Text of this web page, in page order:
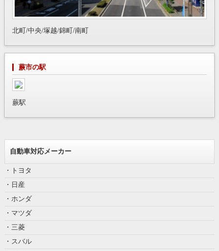
北町/中央/塚越/錦町/南町
蕨市の駅
蕨駅
自動車対応メーカー
・トヨタ
・日産
・ホンダ
・マツダ
・三菱
・スバル